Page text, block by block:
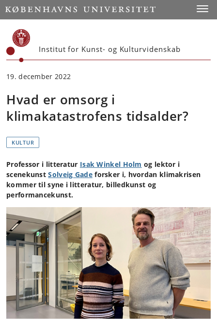
Start
Institut for Kunst- og Kulturvidenskab
19. december 2022
Hvad er omsorg i
klimakatastrofens tidsalder?
KULTUR
Professor i litteratur Isak Winkel Holm og lektor i
scenekunstSolveig Gadeforsker i, hvordan klimakrisen
kommer til syne i litteratur, billedkunst og
performancekunst.